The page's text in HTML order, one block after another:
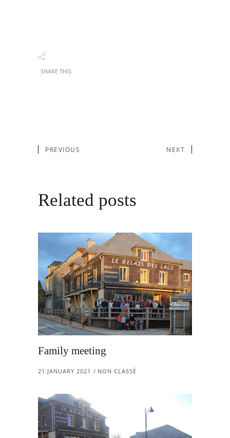
SHARE THIS
PREVIOUS NEXT
Related posts
Family meeting
21 JANUARY 2021 NON CLASSÉ